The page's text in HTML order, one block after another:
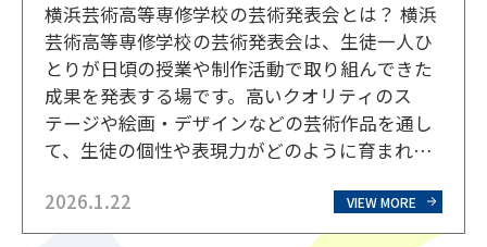
横浜芸術高等専修学校の芸術発表会とは？ 横浜
芸術高等専修学校の芸術発表会は、生徒一人ひ
とりが日頃の授業や制作活動で取り組んできた
成果を発表する場です。高いクオリティのス
テージや絵画・デザインなどの芸術作品を通し
て、生徒の個性や表現力がどのように育まれて
では芸術発表会の開催目的や発表内容について
紹介します。 芸術発表会の開催目的 北海道芸術
2026.1.22 VIEW MORE